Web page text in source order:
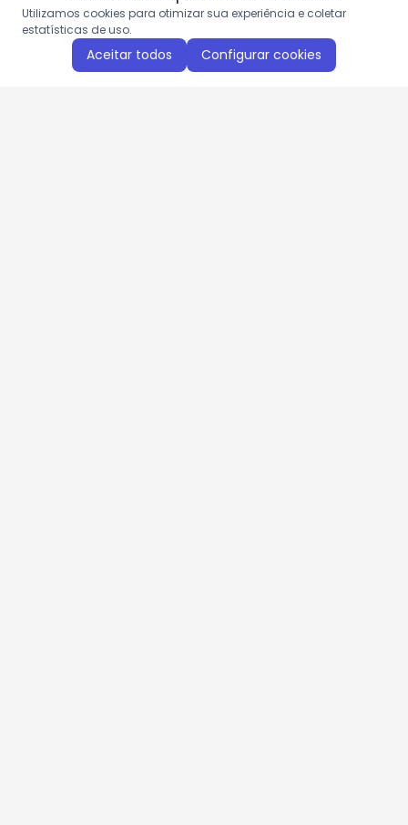
Utilizamos cookies para otimizar sua experiência e coletar
estatísticas de uso.
Aceitar todos Configurar cookies